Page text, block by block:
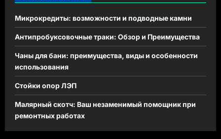
Микрокредиты: возможности и подводные камни
Антипробуксовочные траки: Обзор и Преимущества
Чаны для бани: преимущества, виды и особенности
использования
Стойки опор ЛЭП
Малярный скотч: Ваш незаменимый помощник при
ремонтных работах